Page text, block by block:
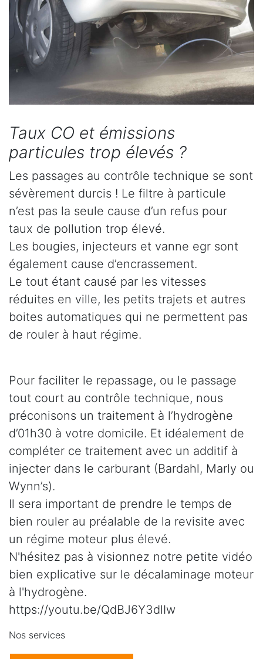
Taux CO et émissions
particules trop élevés ?
Les passages au contrôle technique se sont
sévèrement durcis ! Le filtre à particule
n’est pas la seule cause d’un refus pour
taux de pollution trop élevé.
Les bougies, injecteurs et vanne egr sont
également cause d’encrassement.
Le tout étant causé par les vitesses
réduites en ville, les petits trajets et autres
boites automatiques qui ne permettent pas
de rouler à haut régime.
Pour faciliter le repassage, ou le passage
tout court au contrôle technique, nous
préconisons un traitement à l’hydrogène
d’01h30 à votre domicile. Et idéalement de
compléter ce traitement avec un additif à
injecter dans le carburant (Bardahl, Marly ou
Wynn’s).
Il sera important de prendre le temps de
bien rouler au préalable de la revisite avec
un régime moteur plus élevé.
N'hésitez pas à visionnez notre petite vidéo
bien explicative sur le décalaminage moteur
à l'hydrogène.
https://youtu.be/QdBJ6Y3dlIw
Nos services